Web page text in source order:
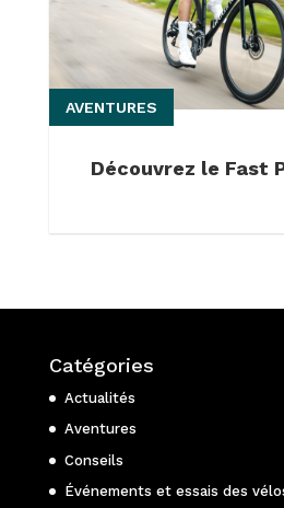
Découvrez le Fast
AVENTURES
Catégories
Actualités
Aventures
Conseils
Événements et essais des